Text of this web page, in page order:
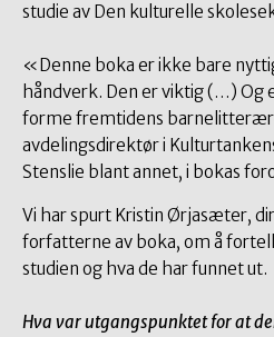
studie av Den kulturelle
«Denne boka er ikke bare
håndverk. Den er viktig (…) Og
forme fremtidens
avdelingsdirektør i
Stenslie blant annet, i bokas
Vi har spurt Kristin Ørjasæter,
forfatterne av boka, om å
studien og hva de har funnet ut.
Hva var utgangspunktet for at